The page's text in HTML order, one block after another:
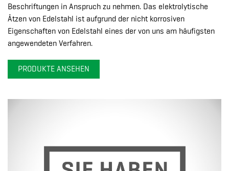
Beschriftungen in Anspruch zu nehmen. Das elektrolytische
Ätzen von Edelstahl ist aufgrund der nicht korrosiven
Eigenschaften von Edelstahl eines der von uns am häufigsten
angewendeten Verfahren.
PRODUKTE ANSEHEN